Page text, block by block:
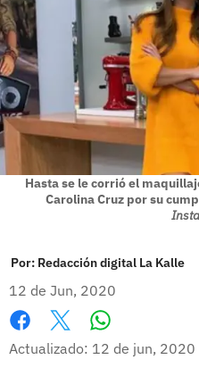
Hasta se le corrió el
Carolina Cruz por su
Por: Redacción digital La Kalle
12 de Jun, 2020
Facebook
X
Actualizado: 12 de jun, 2020